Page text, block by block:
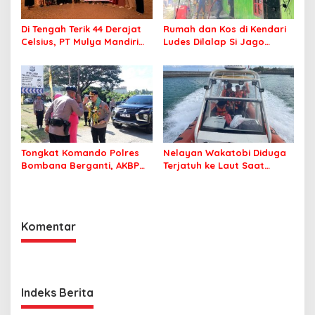
Di Tengah Terik 44 Derajat
Celsius, PT Mulya Mandiri
Jamaah Tetap Sehat dan
Nyaman Beribadah
Rumah dan Kos di Kendari
Ludes Dilalap Si Jago
Tongkat Komando Polres
Bombana Berganti, AKBP
Nelayan Wakatobi Diduga
Terjatuh ke Laut Saat
Komentar
Indeks Berita